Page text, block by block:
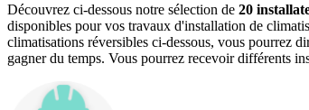
Découvrez ci-dessous notre sélection de 20
disponibles pour vos travaux d'installation de
climatisations réversibles ci-dessous, vous pourrez
gagner du temps. Vous pourrez recevoir différents